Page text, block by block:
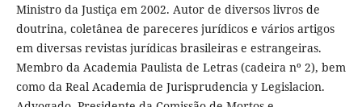
Ministro da Justiça em 2002. Autor de diversos livros de
doutrina, coletânea de pareceres jurídicos e vários artigos
em diversas revistas jurídicas brasileiras e estrangeiras.
Membro da Academia Paulista de Letras (cadeira nº 2), bem
como da Real Academia de Jurisprudencia y Legislacion.